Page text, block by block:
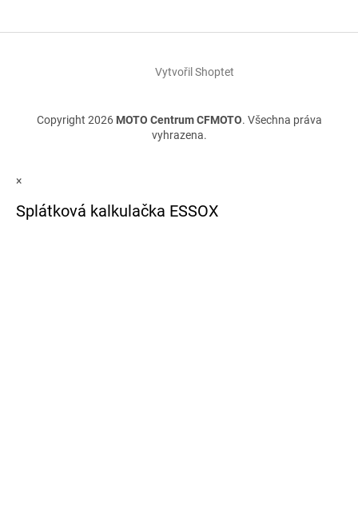
Vytvořil Shoptet
Copyright 2026 MOTO Centrum CFMOTO. Všechna práva
vyhrazena.
×
Splátková kalkulačka ESSOX